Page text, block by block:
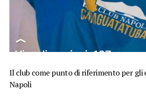
Il club come punto di riferimento per gli
Napoli